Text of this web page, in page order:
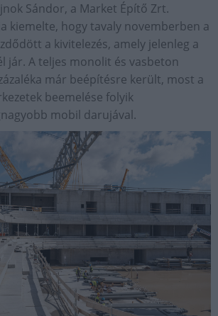
Sándor, a Market Építő Zrt.
kiemelte, hogy tavaly novemberben a
a kivitelezés, amely jelenleg a
jár. A teljes monolit és vasbeton
már beépítésre került, most a
beemelése folyik
mobil darujával.